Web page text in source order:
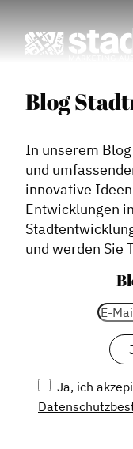
Blog
In unserem
und
innovative
Entwicklungen
und werden Sie
Ja, ich